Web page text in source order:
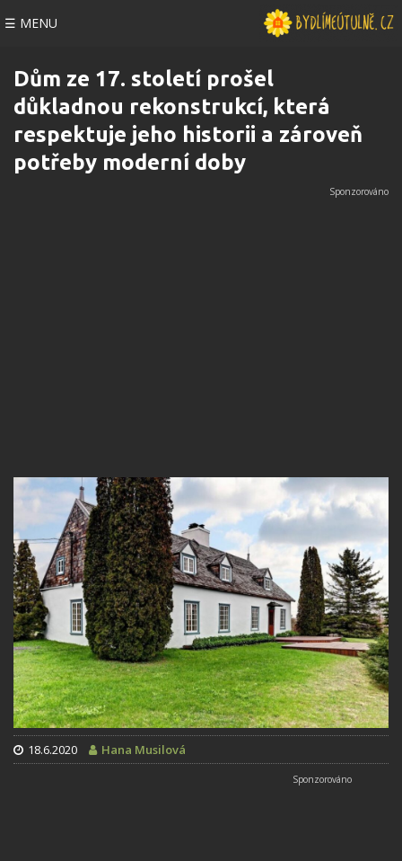
☰ MENU
Dům ze 17. století prošel
důkladnou rekonstrukcí, která
respektuje jeho historii a zároveň
potřeby moderní doby
18.6.2020 Hana Musilová